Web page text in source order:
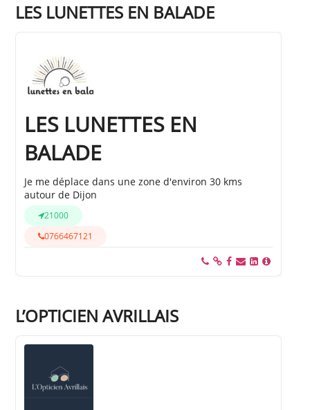
LES LUNETTES EN BALADE
LES LUNETTES EN
BALADE
Je me déplace dans une zone d'environ 30 kms
autour de Dijon
21000
0766467121
L’OPTICIEN AVRILLAIS